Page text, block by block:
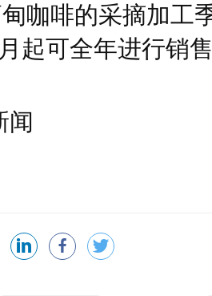
咖啡的采摘加工
起可全年进行销
闻